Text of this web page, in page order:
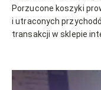
Porzucone koszyki
i utraconych
transakcji w sklepie